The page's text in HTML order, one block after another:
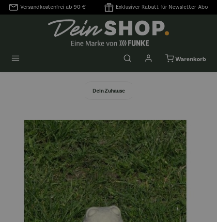
springen
Versandkostenfrei ab 90 € Exklusiver Rabatt für Newsletter-Abo
Warenkorb
Dein Zuhause
Bildergalerie überspringen